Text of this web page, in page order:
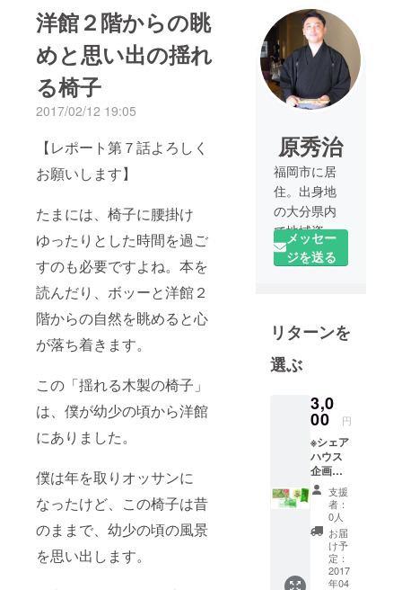
洋館２階からの眺
めと思い出の揺れ
る椅子
2017/02/12 19:05
【レポート第７話よろしく
お願いします】
たまには、椅子に腰掛け
ゆったりとした時間を過ご
すのも必要ですよね。本を
読んだり、ボッーと洋館２
階からの自然を眺めると心
が落ち着きます。
この「揺れる木製の椅子」
は、僕が幼少の頃から洋館
にありました。
僕は年を取りオッサンに
なったけど、この椅子は昔
のままで、幼少の頃の風景
を思い出します。
原秀治
福岡市に居
住。出身地
の大分県内
で地域資源
活用ビジネ
スなどを経
都市のつな
性を考え福
現在は、主
に九州内の
企業コンサ
ルティング
や自治体の
政策形成、
人材育成の
研修講師、
古民家再生
メッセー
ジを送る
リターンを
選ぶ
3,0
00 円
※シェア
ハウス
企画作
りワー
ク
ショッ
プにご
参加で
きない
方へ
は、地
支援
者：
0人
お届
け予
定：
2017
年04